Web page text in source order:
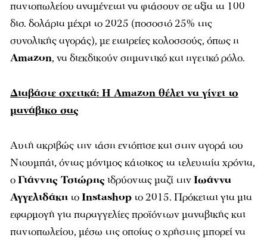
παντοπωλείου αναμένεται να φτάσουν σε αξία τα 100
δισ. δολάρια μέχρι το 2025 (ποσοστό 25% της
συνολικής αγοράς), με εταιρείες κολοσσούς, όπως η
Amazon, να διεκδικούν σημαντικό και ηγετικό ρόλο.
Διαβάστε σχετικά: H Amazon θέλει να γίνει το
μανάβικο σας
Αυτή ακριβώς την τάση εντόπισε και στην αγορά του
Ντουμπάι, όντας μόνιμος κάτοικος τα τελευταία χρόνια,
οΓιάννης Τσιώρηςιδρύοντας μαζί την Ιωάννα
Αγγελιδάκη το Instashop το 2015. Πρόκειται για μια
εφαρμογή για παραγγελίες προϊόντων μαναβικής και
παντοπωλείου, μέσω της οποίας ο χρήστης μπορεί να